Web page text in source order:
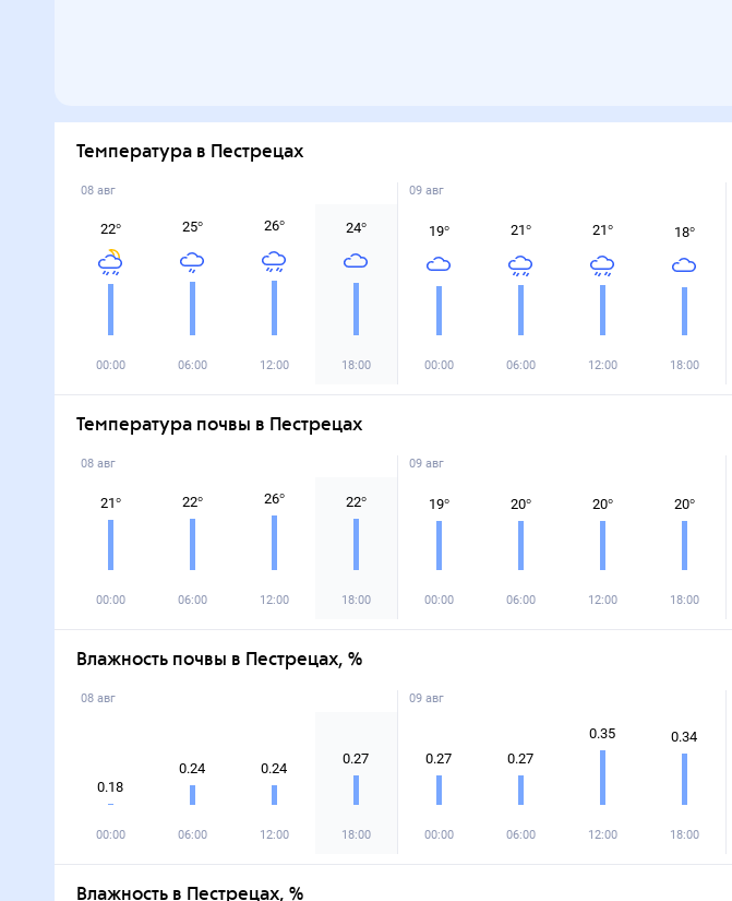
Температура в Пестрецах
08 авг
22°
00:00
25°
06:00
26°
12:00
24°
18:00
09 авг
19°
00:00
21°
06:00
21°
12:00
18°
18:00
Температура почвы в Пестрецах
08 авг
21°
00:00
22°
06:00
26°
12:00
22°
18:00
09 авг
19°
00:00
20°
06:00
20°
12:00
20°
18:00
Влажность почвы в Пестрецах, %
08 авг
0.18
00:00
0.24
06:00
0.24
12:00
0.27
18:00
09 авг
0.27
00:00
0.27
06:00
0.35
12:00
0.34
18:00
Влажность в Пестрецах, %